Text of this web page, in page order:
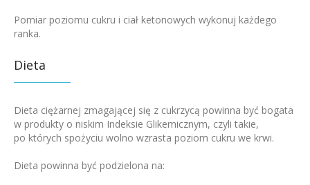
Pomiar poziomu cukru i ciał ketonowych wykonuj każdego
ranka.
Dieta
Dieta ciężarnej zmagającej się z cukrzycą powinna być bogata
w produkty o niskim Indeksie Glikemicznym, czyli takie,
po których spożyciu wolno wzrasta poziom cukru we krwi.
Dieta powinna być podzielona na: